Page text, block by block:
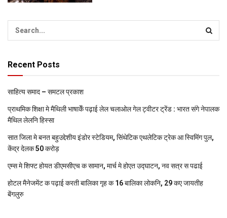
Recent Posts
साहित्य समाद – समटल प्रकाश
प्राथमिक शि‍क्षा मे मैथि‍ली भाषाकेँ पढ़ाई लेल चलाओल गेल ट्वीटर ट्रेंड : भारत संगे नेपालक
मैथिल लेलनि हिस्सा
सात जिला मे बनत बहुउद्देशीय इंडोर स्‍टेडि‍यम, सिंथेटिक एथलेटिक ट्रेक आ स्विमिंग पुल,
केंद्र देलक 50 करोड़
एम्स मे शिफ्ट होयत डीएमसीएच क सामान, मार्च मे होएत उद्घाटन, नव सत्र स पढाई
होटल मैनेजमेंट क पढ़ाई करती बालिका गृह क 16 बालिका लोकनि, 29 कए जायतीह
बेंगलुरु